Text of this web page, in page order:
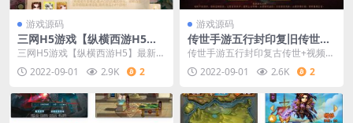
游戏源码
三网H5游戏【纵横西游H5】
最新整顿Win半手工效劳端
+多区+GM后端+安卓苹果双端
三网H5游戏【纵横西游H5】最新整
理Win半手工服务端+多区+GM后台
+安卓苹果
2022-09-01 2.9K 2
游戏源码
传世手游五行封印复旧传世
+视频教程|Linux手工端+GM
受权后端
传世手游五行封印复古传世+视频教
程|Linux手工端+GM授权后台
2022-09-01 2.6K 2